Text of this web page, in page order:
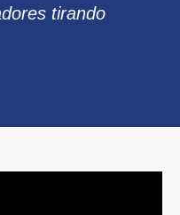
tirando